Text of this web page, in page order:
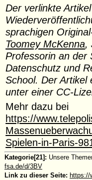
Der verlinkte
sprachigen
Toomey McKenna,
Professorin an der
Datenschutz und
School. Der Artikel
unter einer CC-
Mehr dazu bei
https://
Spielen-in-Paris-
Kategorie[21]: Unsere
fsa.de/d/3BV
Link zu dieser Seite: https://